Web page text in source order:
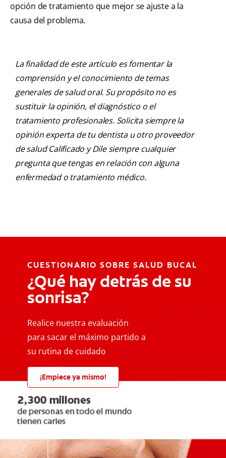
opción de tratamiento que mejor se ajuste a la
causa del problema.
La finalidad de este artículo es fomentar la
comprensión y el conocimiento de temas
generales de salud oral. Su propósito no es
sustituir la opinión, el diagnóstico o el
tratamiento profesionales. Solicita siempre la
opinión experta de tu dentista u otro proveedor
de salud Calificado y Dile siempre cualquier
pregunta que tengas en relación con alguna
enfermedad o tratamiento médico.
CUESTIONARIO SOBRE SALUD BUCAL
¿Qué hay detrás de su
sonrisa?
Realice nuestra evaluación
para sacar el máximo partido a
su rutina de cuidado
¡Empiece ya mismo!